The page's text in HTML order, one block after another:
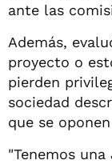
ante las
Además,
proyecto o
pierden
sociedad
que se
"Tenemos